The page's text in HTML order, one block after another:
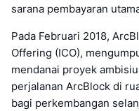
sarana pembayaran
Pada Februari 2018,
Offering (ICO),
mendanai proyek
perjalanan ArcBlock di
bagi perkembangan